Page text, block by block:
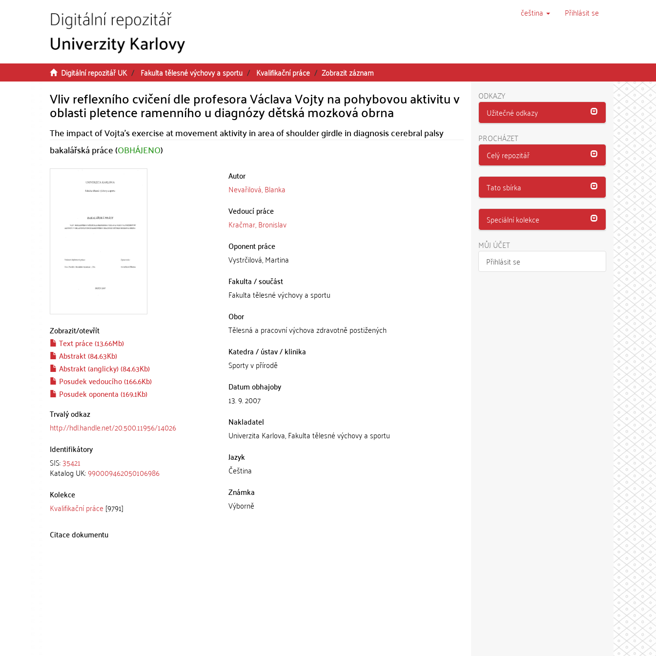
čeština Přihlásit se
Digitální repozitář UK Fakulta tělesné výchovy a sportu Kvalifikační práce Zobrazit záznam
Vliv reflexního cvičení dle profesora Václava Vojty na pohybovou aktivitu v
oblasti pletence ramenního u diagnózy dětská mozková obrna
The impact of Vojta's exercise at movement aktivity in area of shoulder girdle in diagnosis cerebral palsy
bakalářská práce (OBHÁJENO)
Zobrazit/otevřít
Text práce (13.66Mb)
Abstrakt (84.63Kb)
Abstrakt (anglicky) (84.63Kb)
Posudek vedoucího (166.6Kb)
Posudek oponenta (169.1Kb)
Trvalý odkaz
http://hdl.handle.net/20.500.11956/14026
Identifikátory
SIS:35421
Katalog UK:990009462050106986
Kolekce
Kvalifikační práce [9791]
Autor
Nevařilová, Blanka
Vedoucí práce
Kračmar, Bronislav
Oponent práce
Vystrčilová, Martina
Fakulta / součást
Fakulta tělesné výchovy a sportu
Obor
Tělesná a pracovní výchova zdravotně postižených
Katedra / ústav / klinika
Sporty v přírodě
Datum obhajoby
13. 9. 2007
Nakladatel
Univerzita Karlova, Fakulta tělesné výchovy a sportu
Jazyk
Čeština
Známka
Výborně
Citace dokumentu
ODKAZY
Užitečné odkazy
PROCHÁZET
Celý repozitář
Tato sbírka
Speciální kolekce
MŮJ ÚČET
Přihlásit se